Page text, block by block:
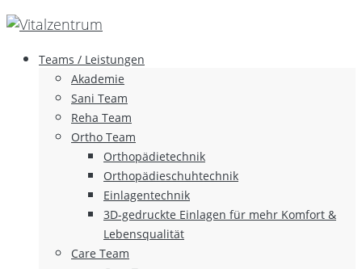
Teams / Leistungen
Akademie
Sani Team
Reha Team
Ortho Team
Orthopädietechnik
Orthopädieschuhtechnik
Einlagentechnik
3D-gedruckte Einlagen für mehr Komfort &
Lebensqualität
Care Team